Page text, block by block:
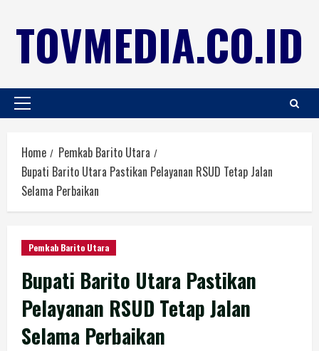
TOVMEDIA.CO.ID
Home
Pemkab Barito Utara
Bupati Barito Utara Pastikan Pelayanan RSUD Tetap Jalan
Selama Perbaikan
Pemkab Barito Utara
Bupati Barito Utara Pastikan
Pelayanan RSUD Tetap Jalan
Selama Perbaikan